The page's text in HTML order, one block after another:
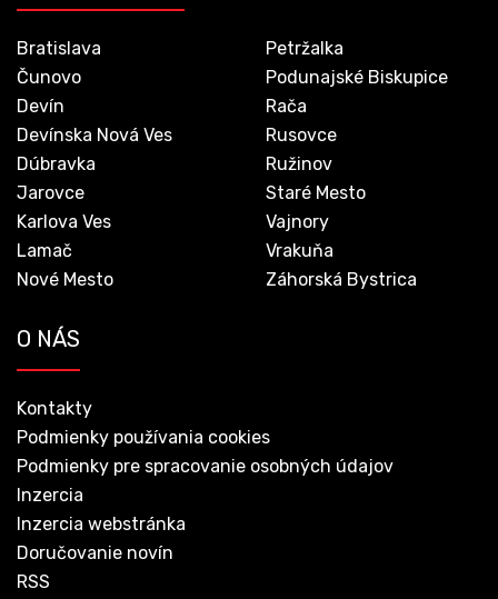
Bratislava
Čunovo
Devín
Devínska Nová Ves
Dúbravka
Jarovce
Karlova Ves
Lamač
Nové Mesto
Petržalka
Podunajské Biskupice
Rača
Rusovce
Ružinov
Staré Mesto
Vajnory
Vrakuňa
Záhorská Bystrica
O NÁS
Kontakty
Podmienky používania cookies
Podmienky pre spracovanie osobných údajov
Inzercia
Inzercia webstránka
Doručovanie novín
RSS